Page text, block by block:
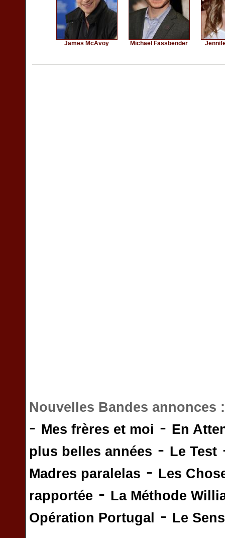
James McAvoy Michael Fassbender
Nouvelles Bandes annonces
- Mes frères et moi - En
plus belles années - Le Test
Madres paralelas - Les
rapportée - La Méthode
Opération Portugal
- Le